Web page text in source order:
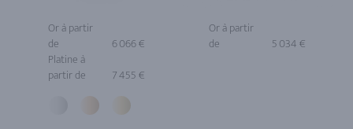
Or à partir
de
6 066 €
Platine à
partir de
7 455 €
Or à partir
de
5 034 €